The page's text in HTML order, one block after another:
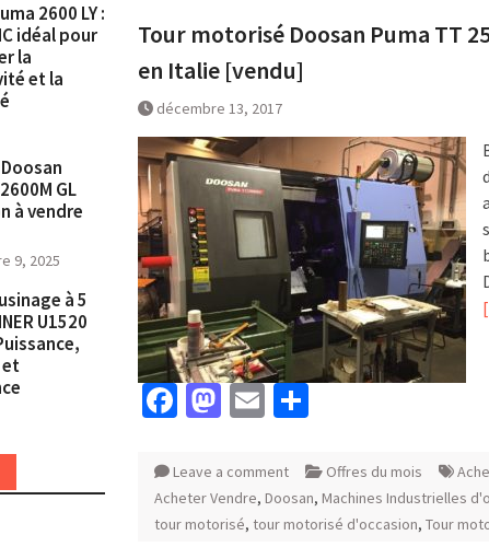
Tour motorisé Doosan Puma TT
en Italie [vendu]
décembre 13, 2017
Facebook
Mastodon
Email
Leave a comment Offres du mois
Acheter Vendre, Doosan, Machines Industrielles
tour motorisé, tour motorisé d'occasion, Tour
2600 LY :
idéal pour
la
et la
GL
à vendre
9, 2025
à 5
U1520
et